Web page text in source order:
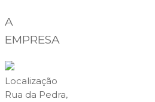
A
EMPRESA
Localização
Rua da Pedra,